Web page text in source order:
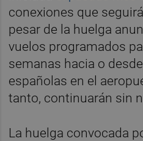
conexiones que
pesar de la huelga
vuelos programados
semanas hacia o
españolas en el
tanto, continuarán sin
La huelga convocada